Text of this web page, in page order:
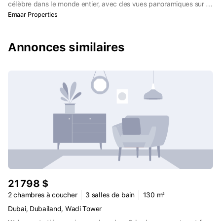
célèbre dans le monde entier, avec des vues panoramiques sur la
ligne d'horizon du centre-ville. Island Park, Creek Beach, une
Emaar Properties
Annonces similaires
21 798 $
2 chambres à coucher 3 salles de bain
130 m²
Dubai, Dubailand, Wadi Tower